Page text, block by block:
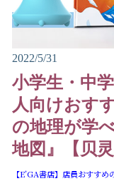
2022/5/31
小学生・中
人向けおす
の地理が学
地図』【贝
【E’GA書店】店員おすすめ